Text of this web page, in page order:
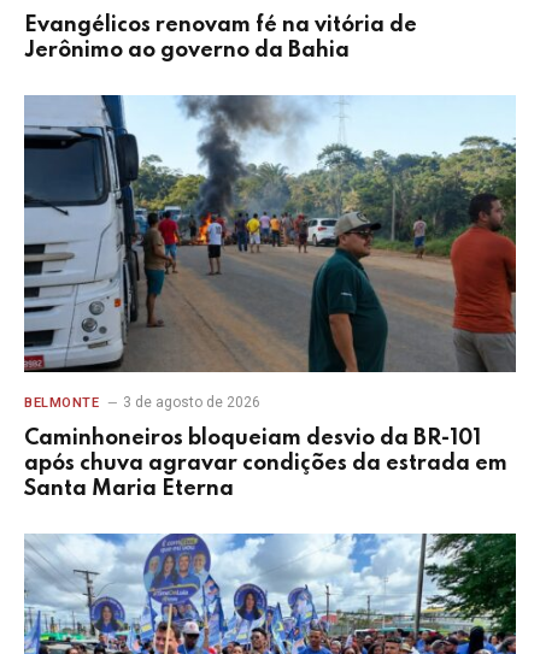
Evangélicos renovam fé na vitória de
Jerônimo ao governo da Bahia
BELMONTE 3 de agosto de 2026
Caminhoneiros bloqueiam desvio da BR-101
após chuva agravar condições da estrada em
Santa Maria Eterna